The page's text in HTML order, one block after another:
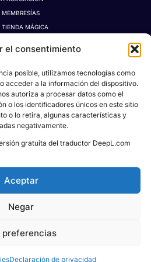
el consentimiento
posible, utilizamos tecnologías como
acceder a la información del dispositivo.
autoriza a procesar datos como el
o los identificadores únicos en este sitio
o lo retira, algunas características y
negativamente.
gratuita del traductor DeepL.com
Aceptar
Negar
preferencias
Declaración de privacidad
MEMBRESÍAS
TIENDA MÁGICA
BLOG
CONTACTO
MI CUENTA
AVISO LEGAL
DE PRIVACIDAD
DE COOKIES
RESERVAS Y CANCELACIONES
© 2026Asociación Proyecto
| Powered & Designed